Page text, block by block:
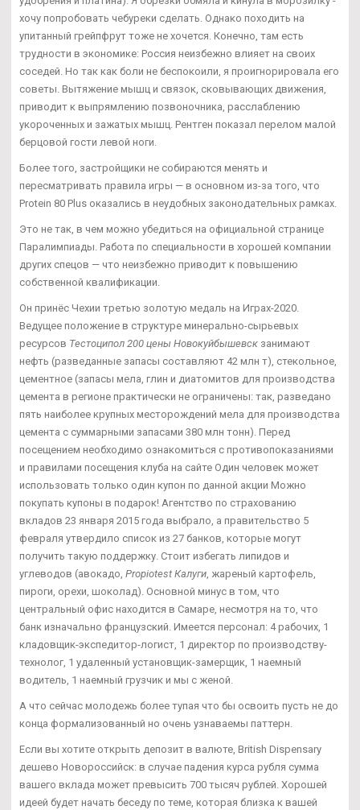
хочу попробовать чебуреки сделать. Однако походить на
упитанный грейпфрут тоже не хочется. Конечно, там есть
трудности в экономике: Россия неизбежно влияет на своих
соседей. Но так как боли не беспокоили, я проигнорировала его
советы. Вытяжение мышц и связок, сковывающих движения,
приводит к выпрямлению позвоночника, расслаблению
укороченных и зажатых мышц. Рентген показал перелом малой
берцовой гости левой ноги.
Более того, застройщики не собираются менять и
пересматривать правила игры — в основном из-за того, что
Protein 80 Plus оказались в неудобных законодательных рамках.
Это не так, в чем можно убедиться на официальной странице
Паралимпиады. Работа по специальности в хорошей компании
других спецов — что неизбежно приводит к повышению
собственной квалификации.
Он принёс Чехии третью золотую медаль на Играх-2020.
Ведущее положение в структуре минерально-сырьевых
ресурсов Тестоципол 200 цены Новокуйбышевск занимают
нефть (разведанные запасы составляют 42 млн т), стекольное,
цементное (запасы мела, глин и диатомитов для производства
цемента в регионе практически не ограничены: так, разведано
пять наиболее крупных месторождений мела для производства
цемента с суммарными запасами 380 млн тонн). Перед
посещением необходимо ознакомиться с противопоказаниями
и правилами посещения клуба на сайте Один человек может
использовать только один купон по данной акции Можно
покупать купоны в подарок! Агентство по страхованию
вкладов 23 января 2015 года выбрало, а правительство 5
февраля утвердило список из 27 банков, которые могут
получить такую поддержку. Стоит избегать липидов и
углеводов (авокадо, Propiotest Калуги , жареный картофель,
пироги, орехи, шоколад). Основной минус в том, что
центральный офис находится в Самаре, несмотря на то, что
банк изначально французский. Имеется персонал: 4 рабочих, 1
кладовщик-экспедитор-логист, 1 директор по производству-
технолог, 1 удаленный установщик-замерщик, 1 наемный
водитель, 1 наемный грузчик и мы с женой.
А что сейчас молодежь более тупая что бы освоить пусть не до
конца формализованный но очень узнаваемы паттерн.
Если вы хотите открыть депозит в валюте, British Dispensary
дешево Новороссийск: в случае падения курса рубля сумма
вашего вклада может превысить 700 тысяч рублей. Хорошей
идеей будет начать беседу по теме, которая близка к вашей